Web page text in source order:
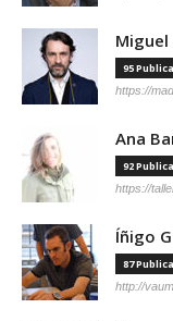
Miguel
95
https://
Ana
92
https://
Íñigo
87
http://